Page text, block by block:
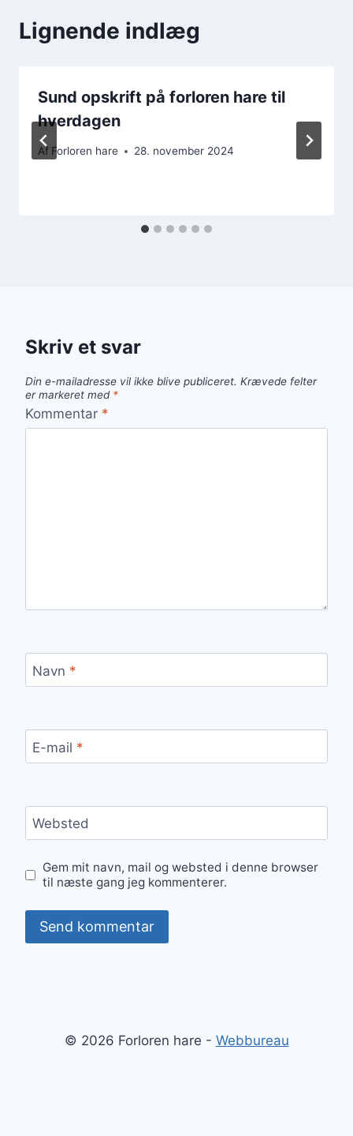
Lignende indlæg
Sund opskrift på forloren hare til
hverdagen
Af Forloren hare 28. november 2024
Skriv et svar
Din e-mailadresse vil ikke blive publiceret. Krævede felter
er markeret med *
Kommentar *
Navn *
E-mail *
Websted
Gem mit navn, mail og websted i denne browser
til næste gang jeg kommenterer.
© 2026 Forloren hare - Webbureau